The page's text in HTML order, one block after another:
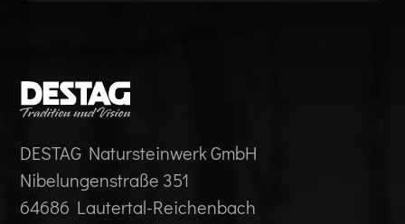
DESTAG Natursteinwerk GmbH
Nibelungenstraße 351
64686 Lautertal-Reichenbach